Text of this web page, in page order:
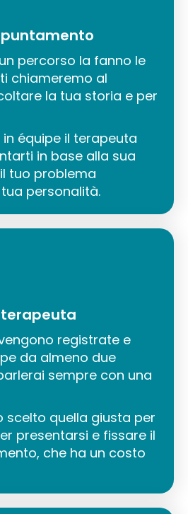
percorso la fanno le
chiameremo al
la tua storia e per
équipe il terapeuta
in base alla sua
tuo problema
personalità.
terapeuta
registrate e
da almeno due
sempre con una
scelto quella giusta per
presentarsi e fissare il
che ha un costo